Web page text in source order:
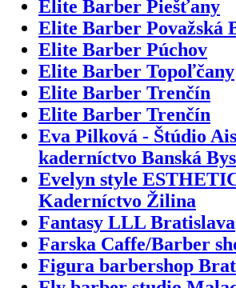
Elite Barber Piešťany
Elite Barber Považská
Elite Barber Púchov
Elite Barber Topoľčany
Elite Barber Trenčín
Elite Barber Trenčín
Eva Pilková - Štúdio
kaderníctvo Banská
Evelyn style
Kaderníctvo Žilina
Fantasy LLL Bratislava
Farska Caffe/Barber
Figura barbershop